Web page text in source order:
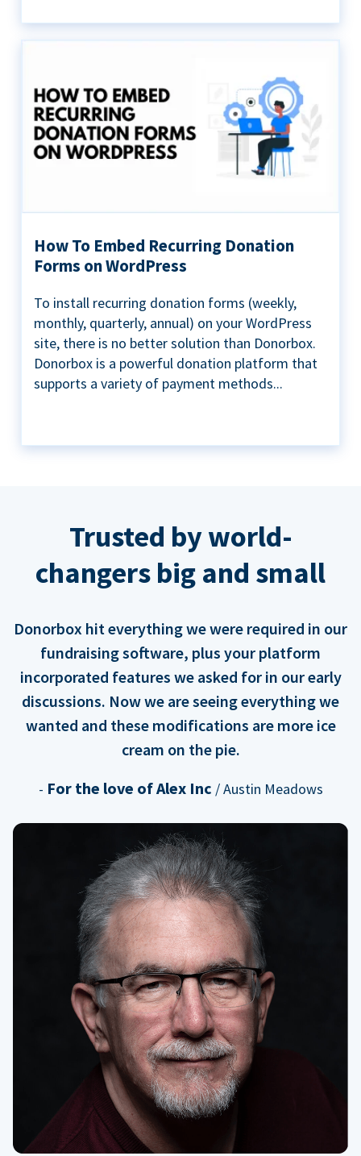
How To Embed Recurring Donation
Forms on WordPress
To install recurring donation forms (weekly,
monthly, quarterly, annual) on your WordPress
site, there is no better solution than Donorbox.
Donorbox is a powerful donation platform that
supports a variety of payment methods...
Trusted by world-
changers big and small
Donorbox hit everything we were required in our
fundraising software, plus your platform
incorporated features we asked for in our early
discussions. Now we are seeing everything we
wanted and these modifications are more ice
cream on the pie.
- For the love of Alex Inc / Austin Meadows